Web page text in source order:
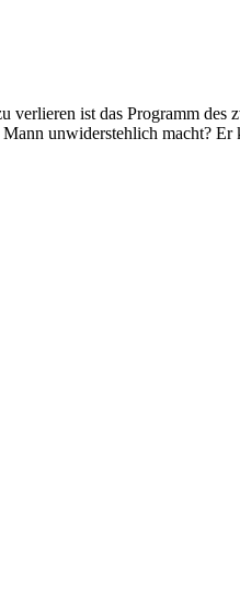
ist das Programm
unwiderstehlich macht? Er